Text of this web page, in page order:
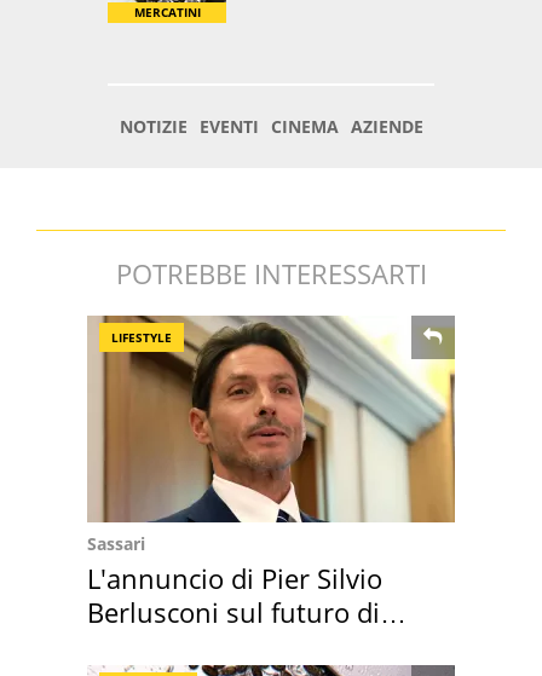
POTREBBE INTERESSARTI
LIFESTYLE
Sassari
L'annuncio di Pier Silvio
Berlusconi sul futuro di